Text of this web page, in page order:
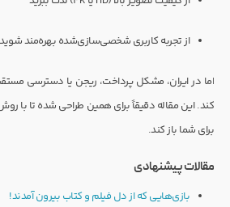
از تجربه کاربری شخصی‌سازی‌شده بهره‌مند شوید
اما در ایران، مشکل پرداخت، ریجن یا دسترسی
کند. این مقاله دقیقاً برای همین طراحی شده تا با
برای شما باز کند.
مقالات پیشنهادی
بازی‌هایی که از دل فیلم و کتاب بیرون آمدند!